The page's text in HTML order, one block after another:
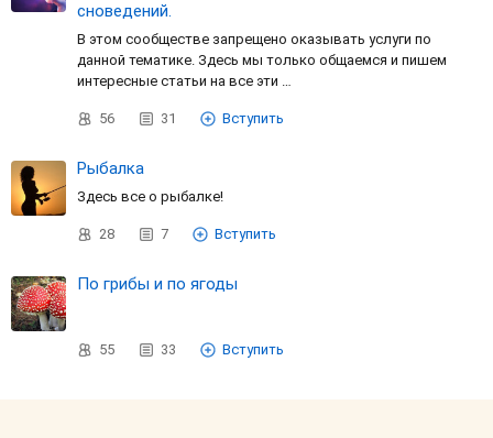
сноведений.
В этом сообществе запрещено оказывать услуги по
данной тематике. Здесь мы только общаемся и пишем
интересные статьи на все эти …
56 31 Вступить
Рыбалка
Здесь все о рыбалке!
28 7 Вступить
По грибы и по ягоды
55 33 Вступить